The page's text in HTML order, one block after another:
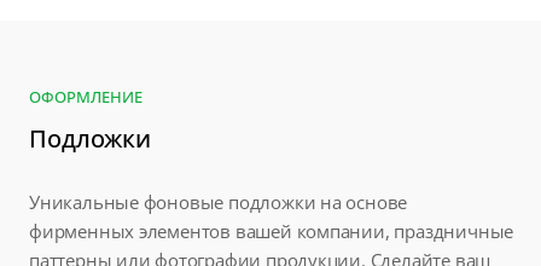
ОФОРМЛЕНИЕ
Подложки
Уникальные фоновые подложки на основе
фирменных элементов вашей компании, праздничные
паттерны или фотографии продукции. Сделайте ваш